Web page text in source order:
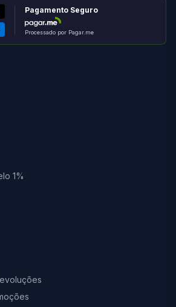
Pagamento Seguro
Processado por Pagar.me
1%